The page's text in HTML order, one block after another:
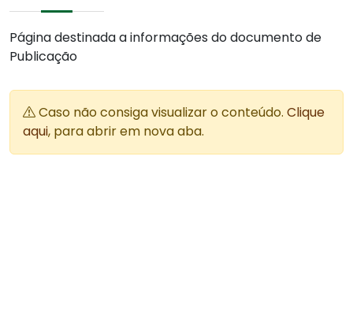
Página destinada a informações do documento de
Publicação
Caso não consiga visualizar o conteúdo. Clique
aqui, para abrir em nova aba.